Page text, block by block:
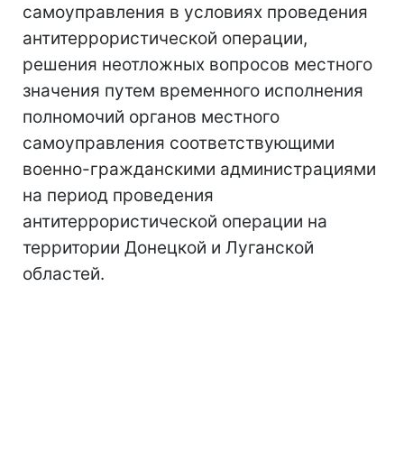
самоуправления в условиях проведения
антитеррористической операции,
решения неотложных вопросов местного
значения путем временного исполнения
полномочий органов местного
самоуправления соответствующими
военно-гражданскими администрациями
на период проведения
антитеррористической операции на
территории Донецкой и Луганской
областей.